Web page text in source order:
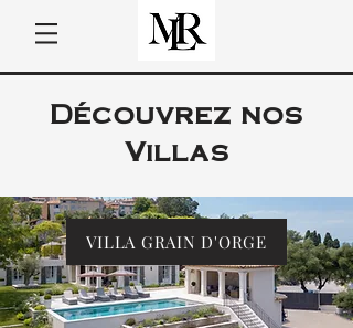
Découvrez nos
Villas
VILLA GRAIN D'ORGE